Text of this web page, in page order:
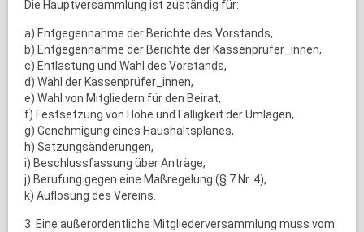
Die Hauptversammlung ist zuständig für:
a) Entgegennahme der Berichte des Vorstands,
b) Entgegennahme der Berichte der Kassenprüfer_innen,
c) Entlastung und Wahl des Vorstands,
d) Wahl der Kassenprüfer_innen,
e) Wahl von Mitgliedern für den Beirat,
f) Festsetzung von Höhe und Fälligkeit der Umlagen,
g) Genehmigung eines Haushaltsplanes,
h) Satzungsänderungen,
i) Beschlussfassung über Anträge,
j) Berufung gegen eine Maßregelung (§ 7 Nr. 4),
k) Auflösung des Vereins.
3. Eine außerordentliche Mitgliederversammlung muss vom